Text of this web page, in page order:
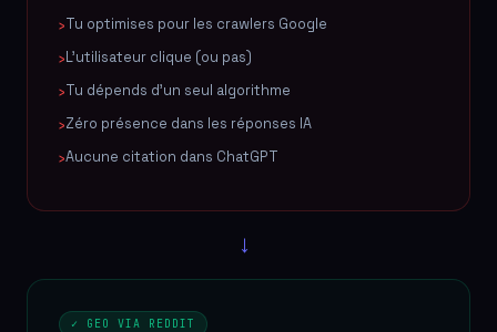
Tu optimises pour les crawlers Google
L'utilisateur clique (ou pas)
Tu dépends d'un seul algorithme
Zéro présence dans les réponses IA
Aucune citation dans ChatGPT
→
✓ GEO VIA REDDIT